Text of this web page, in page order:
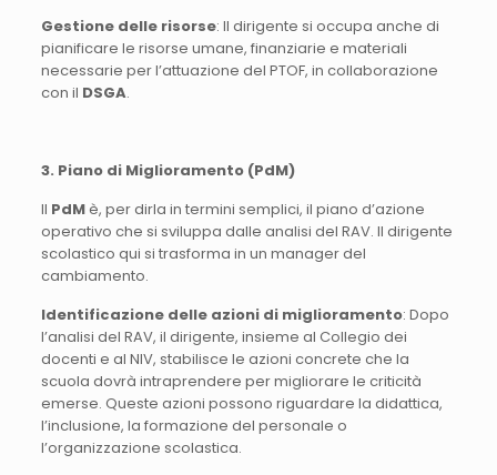
Gestione delle risorse: Il dirigente si occupa anche di
pianificare le risorse umane, finanziarie e materiali
necessarie per l’attuazione del PTOF, in collaborazione
con il DSGA.
3. Piano di Miglioramento (PdM)
Il PdMè, per dirla in termini semplici, il piano d’azione
operativo che si sviluppa dalle analisi del RAV. Il dirigente
scolastico qui si trasforma in un manager del
cambiamento.
Identificazione delle azioni di miglioramento: Dopo
l’analisi del RAV, il dirigente, insieme al Collegio dei
docenti e al NIV, stabilisce le azioni concrete che la
scuola dovrà intraprendere per migliorare le criticità
emerse. Queste azioni possono riguardare la didattica,
l’inclusione, la formazione del personale o
l’organizzazione scolastica.